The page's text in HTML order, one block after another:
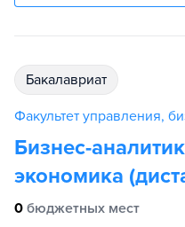
бакалавриат
Факультет управления,
Бизнес-
экономика
0 бюджетных мест